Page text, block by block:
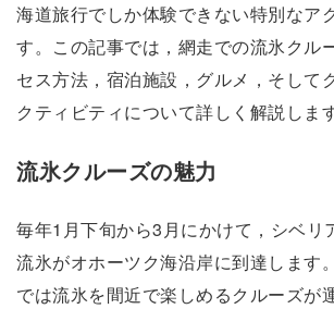
海道旅行でしか体験できない特別なア
す。この記事では，網走での流氷クル
セス方法，宿泊施設，グルメ，そして
クティビティについて詳しく解説します
流氷クルーズの魅力
毎年1月下旬から3月にかけて，シベリ
流氷がオホーツク海沿岸に到達します
では流氷を間近で楽しめるクルーズが